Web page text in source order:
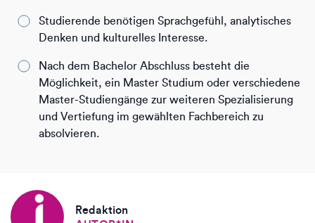
Studierende benötigen Sprachgefühl, analytisches
Denken und kulturelles Interesse.
Nach dem Bachelor Abschluss besteht die
Möglichkeit, ein Master Studium oder verschiedene
Master-Studiengänge zur weiteren Spezialisierung
und Vertiefung im gewählten Fachbereich zu
absolvieren.
Redaktion